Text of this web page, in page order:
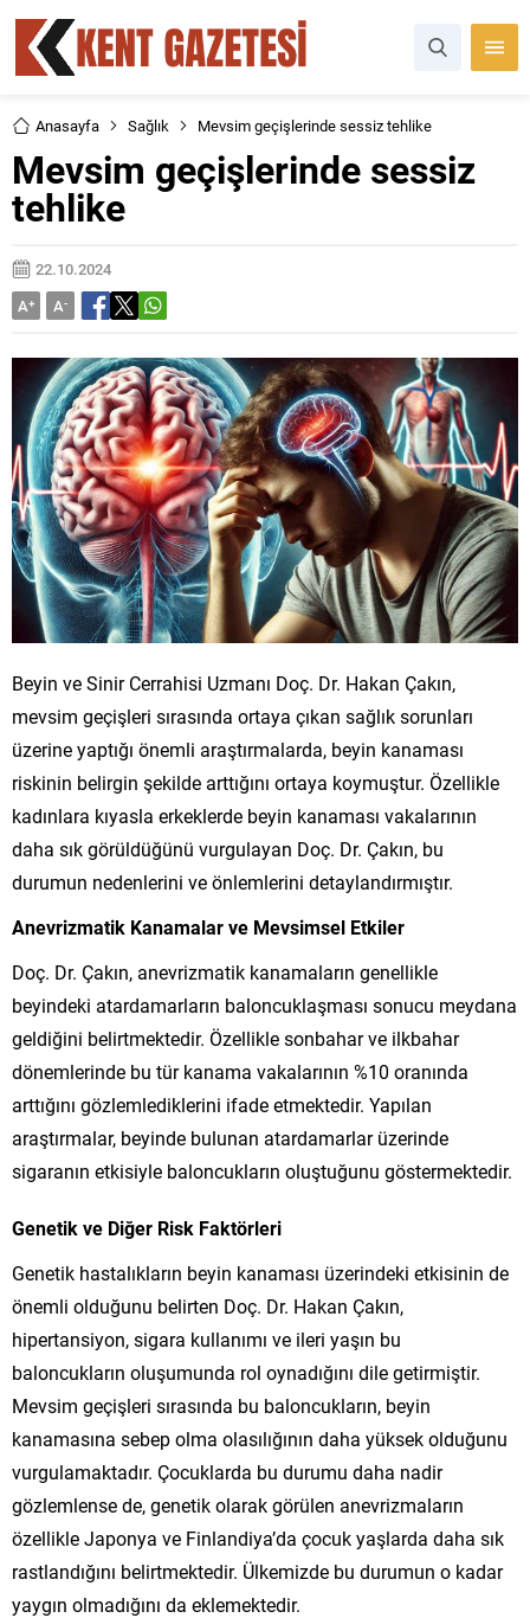
Anasayfa Sağlık Mevsim geçişlerinde sessiz tehlike
Mevsim geçişlerinde sessiz
tehlike
22.10.2024
A+ A-
Beyin ve Sinir Cerrahisi Uzmanı Doç. Dr. Hakan Çakın,
mevsim geçişleri sırasında ortaya çıkan sağlık sorunları
üzerine yaptığı önemli araştırmalarda, beyin kanaması
riskinin belirgin şekilde arttığını ortaya koymuştur. Özellikle
kadınlara kıyasla erkeklerde beyin kanaması vakalarının
daha sık görüldüğünü vurgulayan Doç. Dr. Çakın, bu
durumun nedenlerini ve önlemlerini detaylandırmıştır.
Anevrizmatik Kanamalar ve Mevsimsel Etkiler
Doç. Dr. Çakın, anevrizmatik kanamaların genellikle
beyindeki atardamarların baloncuklaşması sonucu meydana
geldiğini belirtmektedir. Özellikle sonbahar ve ilkbahar
dönemlerinde bu tür kanama vakalarının %10 oranında
arttığını gözlemlediklerini ifade etmektedir. Yapılan
araştırmalar, beyinde bulunan atardamarlar üzerinde
sigaranın etkisiyle baloncukların oluştuğunu göstermektedir.
Genetik ve Diğer Risk Faktörleri
Genetik hastalıkların beyin kanaması üzerindeki etkisinin de
önemli olduğunu belirten Doç. Dr. Hakan Çakın,
hipertansiyon, sigara kullanımı ve ileri yaşın bu
baloncukların oluşumunda rol oynadığını dile getirmiştir.
Mevsim geçişleri sırasında bu baloncukların, beyin
kanamasına sebep olma olasılığının daha yüksek olduğunu
vurgulamaktadır. Çocuklarda bu durumu daha nadir
gözlemlense de, genetik olarak görülen anevrizmaların
özellikle Japonya ve Finlandiya’da çocuk yaşlarda daha sık
rastlandığını belirtmektedir. Ülkemizde bu durumun o kadar
yaygın olmadığını da eklemektedir.